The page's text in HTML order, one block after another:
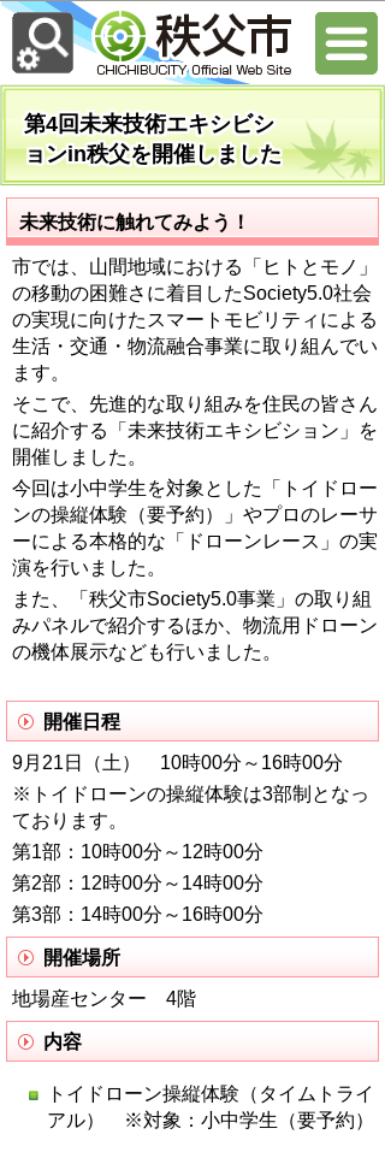
第4回未来技術エキシビシ
ョンin秩父を開催しました
未来技術に触れてみよう！
市では、山間地域における「ヒトとモノ」
の移動の困難さに着目したSociety5.0社会
の実現に向けたスマートモビリティによる
生活・交通・物流融合事業に取り組んでい
ます。
そこで、先進的な取り組みを住民の皆さん
に紹介する「未来技術エキシビション」を
開催しました。
今回は小中学生を対象とした「トイドロー
ンの操縦体験（要予約）」やプロのレーサ
ーによる本格的な「ドローンレース」の実
演を行いました。
また、「秩父市Society5.0事業」の取り組
みパネルで紹介するほか、物流用ドローン
の機体展示なども行いました。
開催日程
9月21日（土） 10時00分～16時00分
※トイドローンの操縦体験は3部制となっ
ております。
第1部：10時00分～12時00分
第2部：12時00分～14時00分
第3部：14時00分～16時00分
開催場所
地場産センター 4階
内容
トイドローン操縦体験（タイムトライ
アル） ※対象：小中学生（要予約）